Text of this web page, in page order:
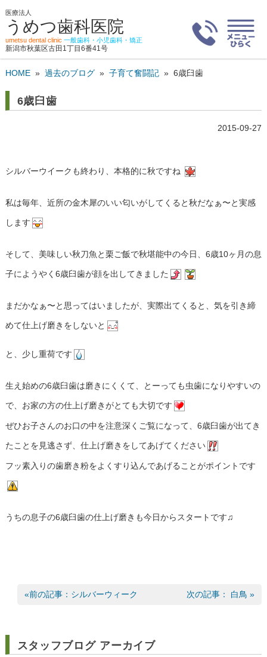
医療法人
うめつ歯科医院
umetsu dental clinic 一般歯科・小児歯科・矯正
新潟市秋葉区古田1丁目6番41号
HOME» 過去のブログ» 子育て奮闘記» 6歳臼歯
6歳臼歯
2015-09-27
シルバーウイークも終わり、本格的に秋ですね
私は毎年、近所の金木犀のいい匂いがしてくると秋だなぁ〜と実感
します
そして、美味しい秋刀魚と栗ご飯で秋堪能中の今日、6歳10ヶ月の息
子にようやく6歳臼歯が顔を出してきました
まだかなぁ〜と思ってはいましたが、実際出てくると、気を引き締
めて仕上げ磨きをしないと
と、少し重荷です
生え始めの6歳臼歯は磨きにくくて、とーっても虫歯になりやすいの
で、お家の方の仕上げ磨きがとても大切です
ぜひお子さんのお口の中を注意深くご覧になって、6歳臼歯が出てき
たことを見逃さず、仕上げ磨きをしてあげてください
フッ素入りの歯磨き粉をよくすり込んであげることがポイントです
うちの息子の6歳臼歯の仕上げ磨きも今日からスタートです♫
«前の記事：シルバーウィーク 次の記事： 白鳥 »
スタッフブログ アーカイブ